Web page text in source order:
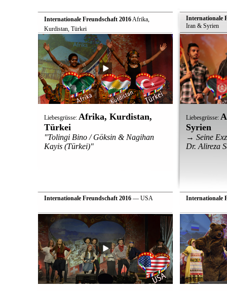
Internationale Freundschaft 2016 Afrika,
Kurdistan, Türkei
Liebesgrüsse: Afrika, Kurdistan,
Türkei
"Tolingi Bino / Göksin & Nagihan
Kayis (Türkei)"
Internationale
Iran & Syrien
Liebesgrüsse:
Syrien
→ Seine
Dr. Alireza
Internationale Freundschaft 2016— USA Internationale